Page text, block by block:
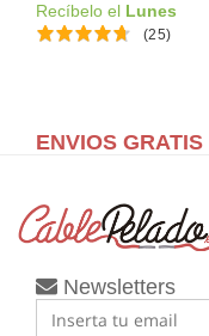
Recíbelo el Lunes
(25)
ENVIOS GRATIS
Newsletters